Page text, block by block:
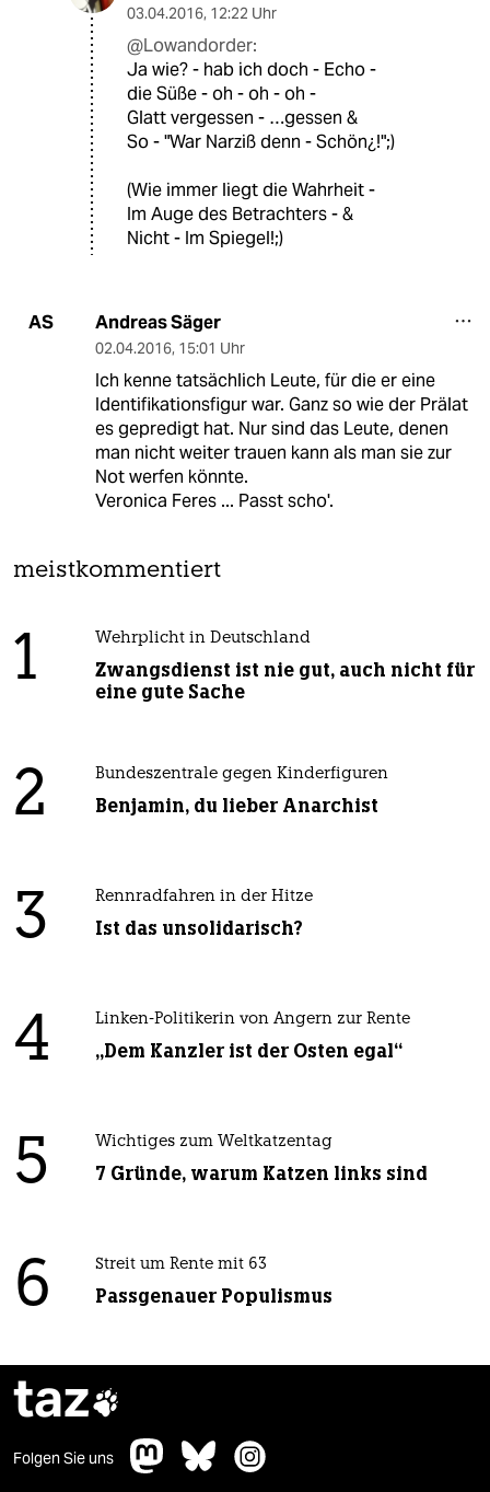
03.04.2016, 12:22 Uhr
@Lowandorder:
Ja wie? - hab ich doch - Echo -
die Süße - oh - oh - oh -
Glatt vergessen - …gessen &
So - "War Narziß denn - Schön¿!";)
(Wie immer liegt die Wahrheit -
Im Auge des Betrachters - &
Nicht - Im Spiegel!;)
AS Andreas Säger
02.04.2016, 15:01 Uhr
Ich kenne tatsächlich Leute, für die er eine
Identifikationsfigur war. Ganz so wie der Prälat
es gepredigt hat. Nur sind das Leute, denen
man nicht weiter trauen kann als man sie zur
Not werfen könnte.
Veronica Feres ... Passt scho'.
meistkommentiert
1 Wehrplicht in Deutschland
Zwangsdienst ist nie gut, auch nicht für
eine gute Sache
2 Bundeszentrale gegen Kinderfiguren
Benjamin, du lieber Anarchist
3 Rennradfahren in der Hitze
Ist das unsolidarisch?
4 Linken-Politikerin von Angern zur Rente
„Dem Kanzler ist der Osten egal“
5 Wichtiges zum Weltkatzentag
7 Gründe, warum Katzen links sind
6 Streit um Rente mit 63
Passgenauer Populismus
taz
Folgen Sie uns